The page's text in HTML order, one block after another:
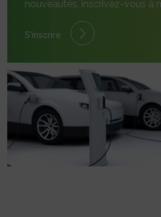
nouveautés, inscrivez-vous à
S'inscrire